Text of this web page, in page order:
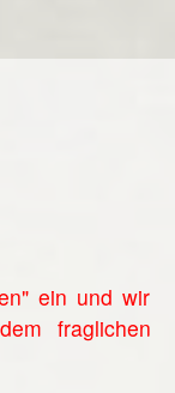
ein und wir
fraglichen